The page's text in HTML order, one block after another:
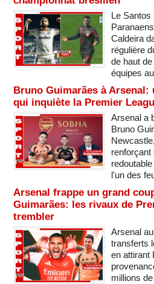
Le Santos
Caldeira
régulière
de haut
équipes
Bruno Guimarães à Arsenal:
qui inquiète la Premier
Arsenal a
Bruno
renforçant
l'un des
Arsenal frappe un grand
Guimarães: les rivaux de
trembler
Arsenal
transferts
en attirant
millions